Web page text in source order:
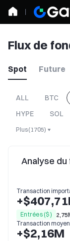
Flux de
Spot Future
ALL BTC
HYPE
SOL
Plus(1705)
Analyse du
Transaction
Entrées ($)
Transaction
+$2,16M